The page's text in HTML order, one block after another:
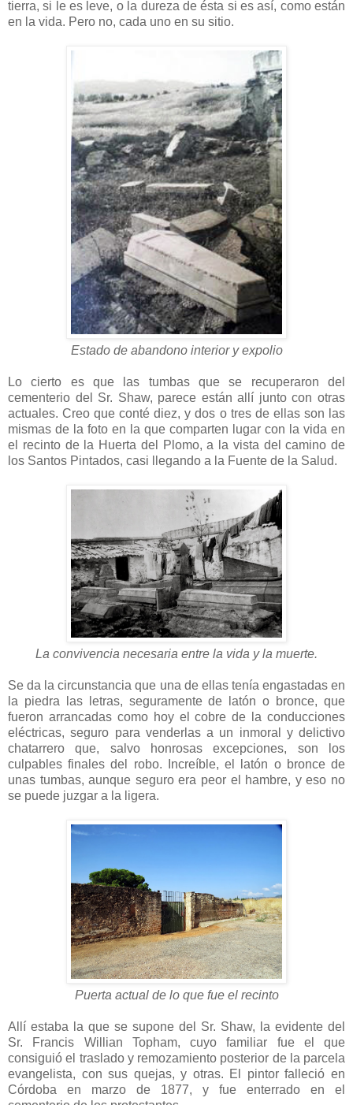
tierra, si le es leve, o la dureza de ésta si es así, como están
en la vida. Pero no, cada uno en su sitio.
Estado de abandono interior y expolio
Lo cierto es que las tumbas que se recuperaron del
cementerio del Sr. Shaw, parece están allí junto con otras
actuales. Creo que conté diez, y dos o tres de ellas son las
mismas de la foto en la que comparten lugar con la vida en
el recinto de la Huerta del Plomo, a la vista del camino de
los Santos Pintados, casi llegando a la Fuente de la Salud.
La convivencia necesaria entre la vida y la muerte.
Se da la circunstancia que una de ellas tenía engastadas en
la piedra las letras, seguramente de latón o bronce, que
fueron arrancadas como hoy el cobre de la conducciones
eléctricas, seguro para venderlas a un inmoral y delictivo
chatarrero que, salvo honrosas excepciones, son los
culpables finales del robo. Increíble, el latón o bronce de
unas tumbas, aunque seguro era peor el hambre, y eso no
se puede juzgar a la ligera.
Puerta actual de lo que fue el recinto
Allí estaba la que se supone del Sr. Shaw, la evidente del
Sr. Francis Willian Topham, cuyo familiar fue el que
consiguió el traslado y remozamiento posterior de la parcela
evangelista, con sus quejas, y otras. El pintor falleció en
Córdoba en marzo de 1877, y fue enterrado en el